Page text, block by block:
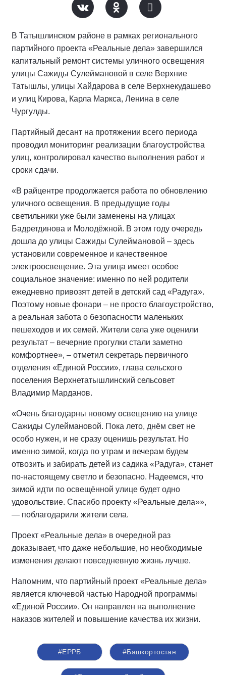
В Татышлинском районе в рамках регионального
партийного проекта «Реальные дела» завершился
капитальный ремонт системы уличного освещения
улицы Сажиды Сулеймановой в селе Верхние
Татышлы, улицы Хайдарова в селе Верхнекудашево
и улиц Кирова, Карла Маркса, Ленина в селе
Чургулды.
Партийный десант на протяжении всего периода
проводил мониторинг реализации благоустройства
улиц, контролировал качество выполнения работ и
сроки сдачи.
«В райцентре продолжается работа по обновлению
уличного освещения. В предыдущие годы
светильники уже были заменены на улицах
Бадретдинова и Молодёжной. В этом году очередь
дошла до улицы Сажиды Сулеймановой – здесь
установили современное и качественное
электроосвещение. Эта улица имеет особое
социальное значение: именно по ней родители
ежедневно привозят детей в детский сад «Радуга».
Поэтому новые фонари – не просто благоустройство,
а реальная забота о безопасности маленьких
пешеходов и их семей. Жители села уже оценили
результат – вечерние прогулки стали заметно
комфортнее», – отметил секретарь первичного
отделения «Единой России», глава сельского
поселения Верхнетатышлинский сельсовет
Владимир Марданов.
«Очень благодарны новому освещению на улице
Сажиды Сулеймановой. Пока лето, днём свет не
особо нужен, и не сразу оценишь результат. Но
именно зимой, когда по утрам и вечерам будем
отвозить и забирать детей из садика «Радуга», станет
по-настоящему светло и безопасно. Надеемся, что
зимой идти по освещённой улице будет одно
удовольствие. Спасибо проекту «Реальные дела»»,
— поблагодарили жители села.
Проект «Реальные дела» в очередной раз
доказывает, что даже небольшие, но необходимые
изменения делают повседневную жизнь лучше.
Напомним, что партийный проект «Реальные дела»
является ключевой частью Народной программы
«Единой России». Он направлен на выполнение
наказов жителей и повышение качества их жизни.
#ЕРРБ #Башкортостан